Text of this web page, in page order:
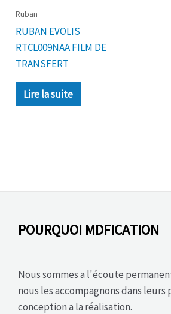
Ruban
RUBAN EVOLIS
RTCL009NAA FILM DE
TRANSFERT
Lire la suite
POURQUOI MDFICATION
Nous sommes a l'écoute
nous les accompagnons dans leurs
conception a la réalisation.